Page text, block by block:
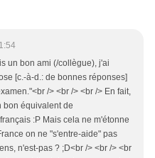
un bon ami (/collègue), j'ai
[c.-à-d.: de bonnes réponses]
/> <br /> <br /> En fait,
bon équivalent de
:P Mais cela ne m'étonne
on ne "s'entre-aide" pas
n'est-pas ? ;D<br /> <br /> <br